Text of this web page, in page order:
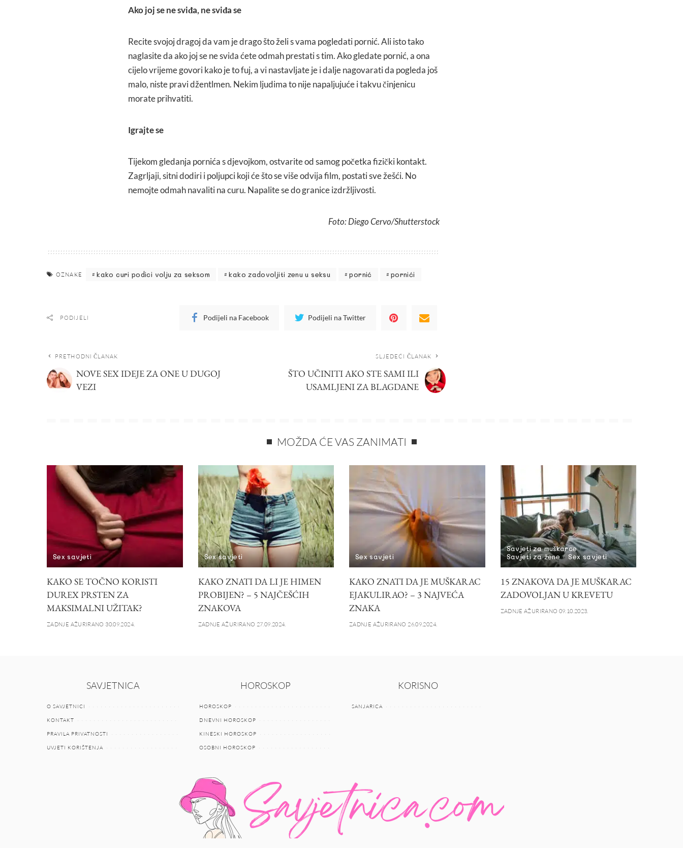
Ako joj se ne sviđa, ne sviđa se
Recite svojoj dragoj da vam je drago što želi s vama pogledati pornić. Ali isto tako
naglasite da ako joj se ne sviđa ćete odmah prestati s tim. Ako gledate pornić, a ona
cijelo vrijeme govori kako je to fuj, a vi nastavljate je i dalje nagovarati da pogleda još
malo, niste pravi džentlmen. Nekim ljudima to nije napaljujuće i takvu činjenicu
morate prihvatiti.
Igrajte se
Tijekom gledanja pornića s djevojkom, ostvarite od samog početka fizički kontakt.
Zagrljaji, sitni dodiri i poljupci koji će što se više odvija film, postati sve žešći. No
nemojte odmah navaliti na curu. Napalite se do granice izdržljivosti.
Foto: Diego Cervo/Shutterstock
OZNAKE kako curi podici volju za seksom kako zadovoljiti zenu u seksu pornić pornići
PODIJELI Podijeli na Facebook Podijeli na Twitter
PRETHODNI ČLANAK
NOVE SEX IDEJE ZA ONE U DUGOJ
VEZI
SLJEDEĆI ČLANAK
ŠTO UČINITI AKO STE SAMI ILI
USAMLJENI ZA BLAGDANE
MOŽDA ĆE VAS ZANIMATI
Sex savjeti
KAKO SE TOČNO KORISTI
DUREX PRSTEN ZA
MAKSIMALNI UŽITAK?
ZADNJE AŽURIRANO 30.09.2024.
Sex savjeti
KAKO ZNATI DA LI JE HIMEN
PROBIJEN? – 5 NAJČEŠĆIH
ZNAKOVA
ZADNJE AŽURIRANO 27.09.2024.
Sex savjeti
KAKO ZNATI DA JE MUŠKARAC
EJAKULIRAO? – 3 NAJVEĆA
ZNAKA
ZADNJE AŽURIRANO 26.09.2024.
Savjeti za muškarce
Savjeti za žene
Sex savjeti
15 ZNAKOVA DA JE MUŠKARAC
ZADOVOLJAN U KREVETU
ZADNJE AŽURIRANO 09.10.2023.
SAVJETNICA
O SAVJETNICI
KONTAKT
PRAVILA PRIVATNOSTI
UVJETI KORIŠTENJA
HOROSKOP
HOROSKOP
DNEVNI HOROSKOP
KINESKI HOROSKOP
OSOBNI HOROSKOP
KORISNO
SANJARICA